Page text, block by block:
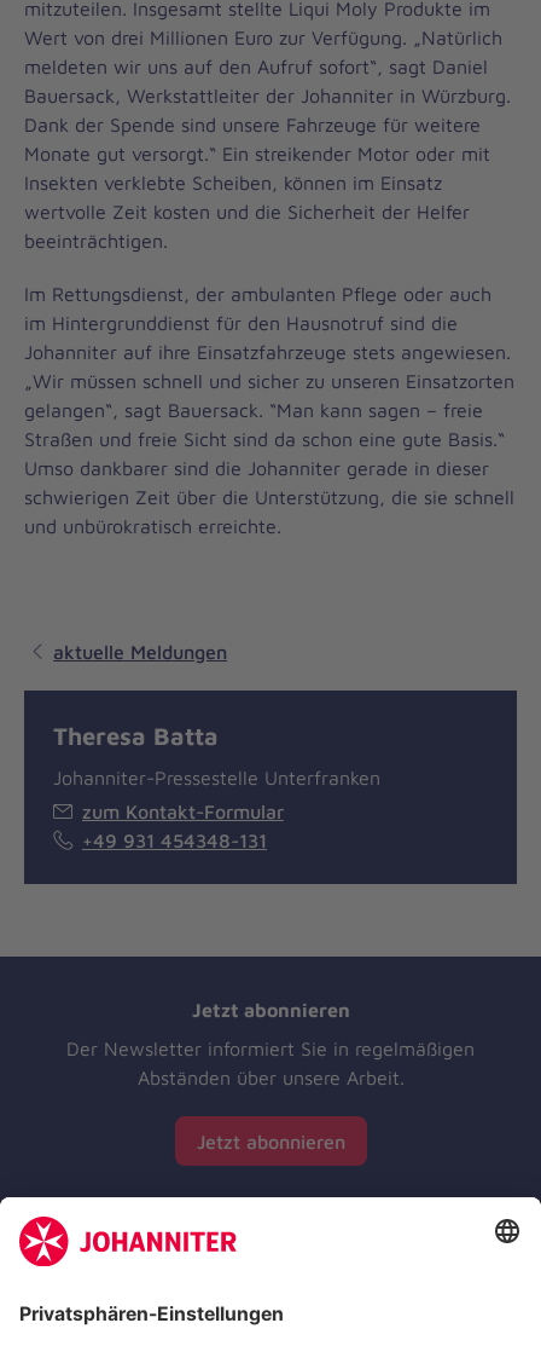
mitzuteilen. Insgesamt stellte Liqui Moly Produkte im
Wert von drei Millionen Euro zur Verfügung. „Natürlich
meldeten wir uns auf den Aufruf sofort“, sagt Daniel
Bauersack, Werkstattleiter der Johanniter in Würzburg.
Dank der Spende sind unsere Fahrzeuge für weitere
Monate gut versorgt.“ Ein streikender Motor oder mit
Insekten verklebte Scheiben, können im Einsatz
wertvolle Zeit kosten und die Sicherheit der Helfer
beeinträchtigen.
Im Rettungsdienst, der ambulanten Pflege oder auch
im Hintergrunddienst für den Hausnotruf sind die
Johanniter auf ihre Einsatzfahrzeuge stets angewiesen.
„Wir müssen schnell und sicher zu unseren Einsatzorten
gelangen“, sagt Bauersack. “Man kann sagen – freie
Straßen und freie Sicht sind da schon eine gute Basis.“
Umso dankbarer sind die Johanniter gerade in dieser
schwierigen Zeit über die Unterstützung, die sie schnell
und unbürokratisch erreichte.
aktuelle Meldungen
Theresa Batta
Johanniter-Pressestelle Unterfranken
zum Kontakt-Formular
+49 931 454348-131
Jetzt abonnieren
Der Newsletter informiert Sie in regelmäßigen
Abständen über unsere Arbeit.
Jetzt abonnieren
Zertifizierung der Johanniter-Unfall-Hilfe e.V.